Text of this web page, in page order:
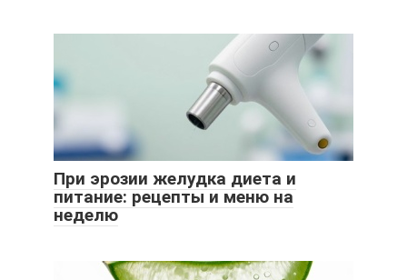
При эрозии желудка диета и
питание: рецепты и меню на
неделю